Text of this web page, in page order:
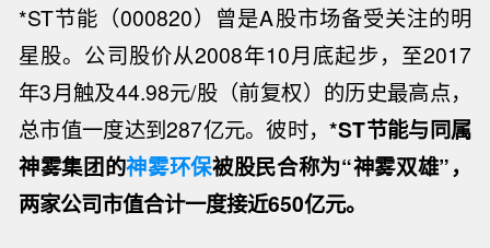
*ST节能（000820）曾是A股市场备受关注的明
星股。公司股价从2008年10月底起步，至2017
年3月触及44.98元/股（前复权）的历史最高点，
总市值一度达到287亿元。彼时，*ST节能与同属
神雾集团的神雾环保被股民合称为“神雾双雄”，
两家公司市值合计一度接近650亿元。